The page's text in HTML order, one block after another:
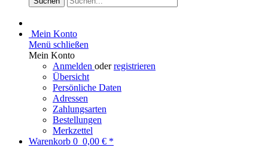
Mein Konto
Menü schließen
Mein Konto
Anmelden oderregistrieren
Übersicht
Persönliche Daten
Adressen
Zahlungsarten
Bestellungen
Merkzettel
Warenkorb 0 0,00 € *